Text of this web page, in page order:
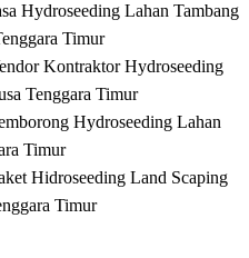
Hydroseeding Lahan Tambang
Timur
Kontraktor Hydroseeding
Tenggara Timur
Hydroseeding Lahan
Timur
Hidroseeding Land Scaping
Timur